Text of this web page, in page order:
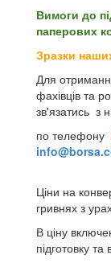
Вимоги до
паперових
Зразки
Для
фахівців та
зв'язатись з
по телефону
Ціни на
гривнях з
В ціну
підготовку та